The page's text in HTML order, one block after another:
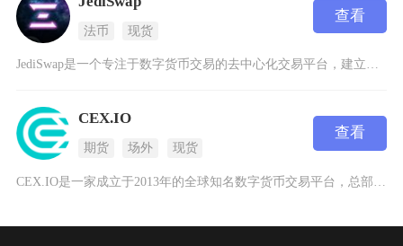
法币 现货
查看
JediSwap是一个专注于数字货币交易的去中心化交易平台，建立在Starknet这个以太
CEX.IO
期货 场外 现货
查看